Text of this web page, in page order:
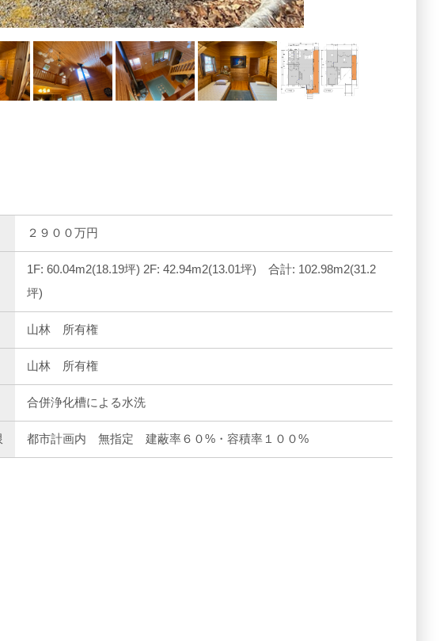
２９００万円
1F: 60.04m2(18.19坪) 2F: 42.94m2(13.01坪) 合計: 102.98m2(31.2
坪)
山林 所有権
山林 所有権
合併浄化槽による水洗
都市計画内 無指定 建蔽率６０%・容積率１００%